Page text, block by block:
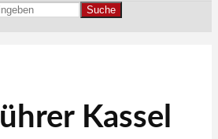
Suche
Kassel